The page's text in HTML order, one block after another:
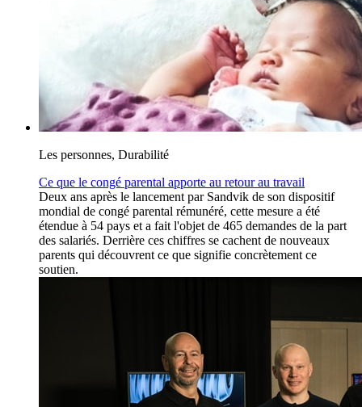
Les personnes, Durabilité
Ce que le congé parental apporte au retour au travail
Deux ans après le lancement par Sandvik de son dispositif
mondial de congé parental rémunéré, cette mesure a été
étendue à 54 pays et a fait l'objet de 465 demandes de la part
des salariés. Derrière ces chiffres se cachent de nouveaux
parents qui découvrent ce que signifie concrètement ce
soutien.